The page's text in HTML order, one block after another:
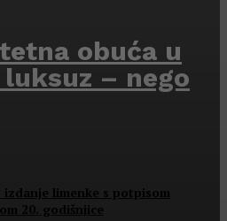
obuća u
– nego
limenke s potpisom
20. godišnjice